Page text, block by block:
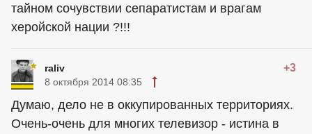
тайном сочувствии сепаратистам и врагам
херойской нации ?!!!
raliv +3
8 октября 2014 08:35
Думаю, дело не в оккупированных территориях.
Очень-очень для многих телевизор - истина в